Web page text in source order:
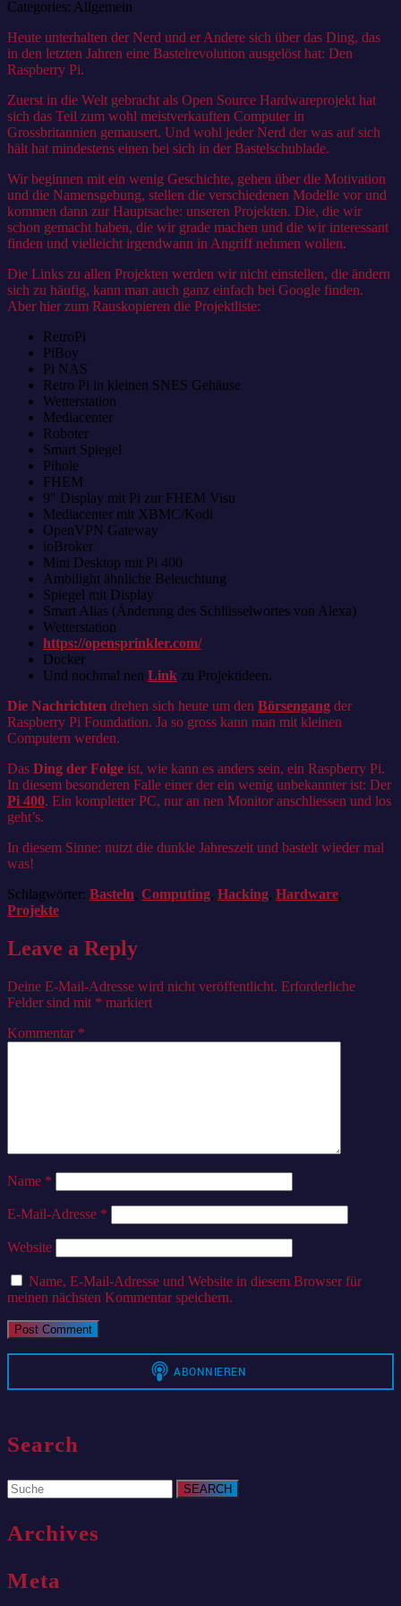
Categories: Allgemein
Heute unterhalten der Nerd und er Andere sich über das Ding, das
in den letzten Jahren eine Bastelrevolution ausgelöst hat: Den
Raspberry Pi.
Zuerst in die Welt gebracht als Open Source Hardwareprojekt hat
sich das Teil zum wohl meistverkauften Computer in
Grossbritannien gemausert. Und wohl jeder Nerd der was auf sich
hält hat mindestens einen bei sich in der Bastelschublade.
Wir beginnen mit ein wenig Geschichte, gehen über die Motivation
und die Namensgebung, stellen die verschiedenen Modelle vor und
kommen dann zur Hauptsache: unseren Projekten. Die, die wir
schon gemacht haben, die wir grade machen und die wir interessant
finden und vielleicht irgendwann in Angriff nehmen wollen.
Die Links zu allen Projekten werden wir nicht einstellen, die ändern
sich zu häufig, kann man auch ganz einfach bei Google finden.
Aber hier zum Rauskopieren die Projektliste:
RetroPi
PiBoy
Pi NAS
Retro Pi in kleinen SNES Gehäuse
Wetterstation
Mediacenter
Roboter
Smart Spiegel
Pihole
FHEM
9″ Display mit Pi zur FHEM Visu
Mediacenter mit XBMC/Kodi
OpenVPN Gateway
ioBroker
Mini Desktop mit Pi 400
Ambilight ähnliche Beleuchtung
Spiegel mit Display
Smart Alias (Änderung des Schlüsselwortes von Alexa)
Wetterstation
https://opensprinkler.com/
Docker
Und nochmal nen Link zu Projektideen.
Die Nachrichten drehen sich heute um den Börsengang der
Raspberry Pi Foundation. Ja so gross kann man mit kleinen
Computern werden.
Das Ding der Folge ist, wie kann es anders sein, ein Raspberry Pi.
In diesem besonderen Falle einer der ein wenig unbekannter ist: Der
Pi 400. Ein kompletter PC, nur an nen Monitor anschliessen und los
geht’s.
In diesem Sinne: nutzt die dunkle Jahreszeit und bastelt wieder mal
was!
Schlagwörter: Basteln, Computing, Hacking, Hardware,
Projekte
Leave a Reply
Deine E-Mail-Adresse wird nicht veröffentlicht. Erforderliche
Felder sind mit * markiert
Kommentar *
Name *
E-Mail-Adresse *
Website
Name, E-Mail-Adresse und Website in diesem Browser für
meinen nächsten Kommentar speichern.
Search
Search
for:
Archives
Meta